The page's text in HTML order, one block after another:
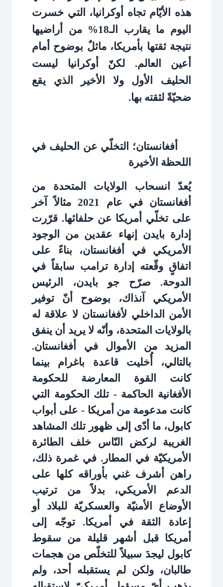
هذه الأيّام تجاه أوكرانيا، التي خسرت
اليوم ما يقارب الـ18% من أراضيها
نتيجة ثقتها بأمريكا، ماثلٌ بوضوح أمام
أعين العالم. لكنّ أوكرانيا ليست
الحليف الأول ولا الأخير الذي يقع
ضحيّةً لثقته بها.
أفغانستان؛ التخلّي عن الحليف في
اللحظة الأخيرة
يُعدّ انسحاب الولايات المتحدة من
أفغانستان في عام 2021 مثالاً آخر
على تخلّي أمريكا عن حلفائها. قرّرت
إدارة بايدن إنهاء عقدين من الوجود
الأمريكي في أفغانستان، بناءً على
اتفاقٍ وقّعته إدارة ترامب سابقاً في
الدوحة. صرّح جو بايدن، الرئيس
الأمريكي آنذاك، بوضوح أنّ توفیر
الأمن الداخلي لأفغانستان لا علاقة له
بالولايات المتحدة، وأنّه لا يريد أن ينفق
المزيد من الأموال في أفغانستان.
بالتالي، أُخليت قاعدة باغرام بينما
كانت القوة المعارضة للحكومة
الأفغانية الحاكمة - تلك الحكومة التي
كانت مدعومة من أمريكا - على أبواب
كابول، ما أدّى إلى ظهور تلك المشاهد
الغريبة لركض النّاس خلف الطائرة
الأمريكيّة في المطار. في غمرة ذلك،
راهن أشرف غني بأوراقه كلها على
الدعم الأمريكي، بدلاً من ترتيب
الأوضاع الأمنيّة والعسكريّة للبلاد أو
إعادة الثقة في أمريكا. توجّه إلى
أمريكا قبل أشهر قليلة من سقوط
كابول ليجدَ سبيلاً للتخلّص من هجمات
طالبان، ولكن لم يستقبله أحد، ولم